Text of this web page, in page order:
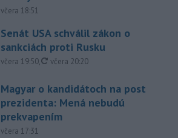
včera 18:51
Senát USA schválil zákon o
sankciách proti Rusku
včera 19:50, aktualizované
včera 20:20
Magyar o kandidátoch na post
prezidenta: Mená nebudú
prekvapením
včera 17:31